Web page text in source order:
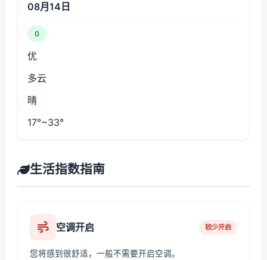
08月14日
0
优
多云
晴
17°~33°
生活指数指南
空调开启 较少开启
您将感到很舒适，一般不需要开启空调。